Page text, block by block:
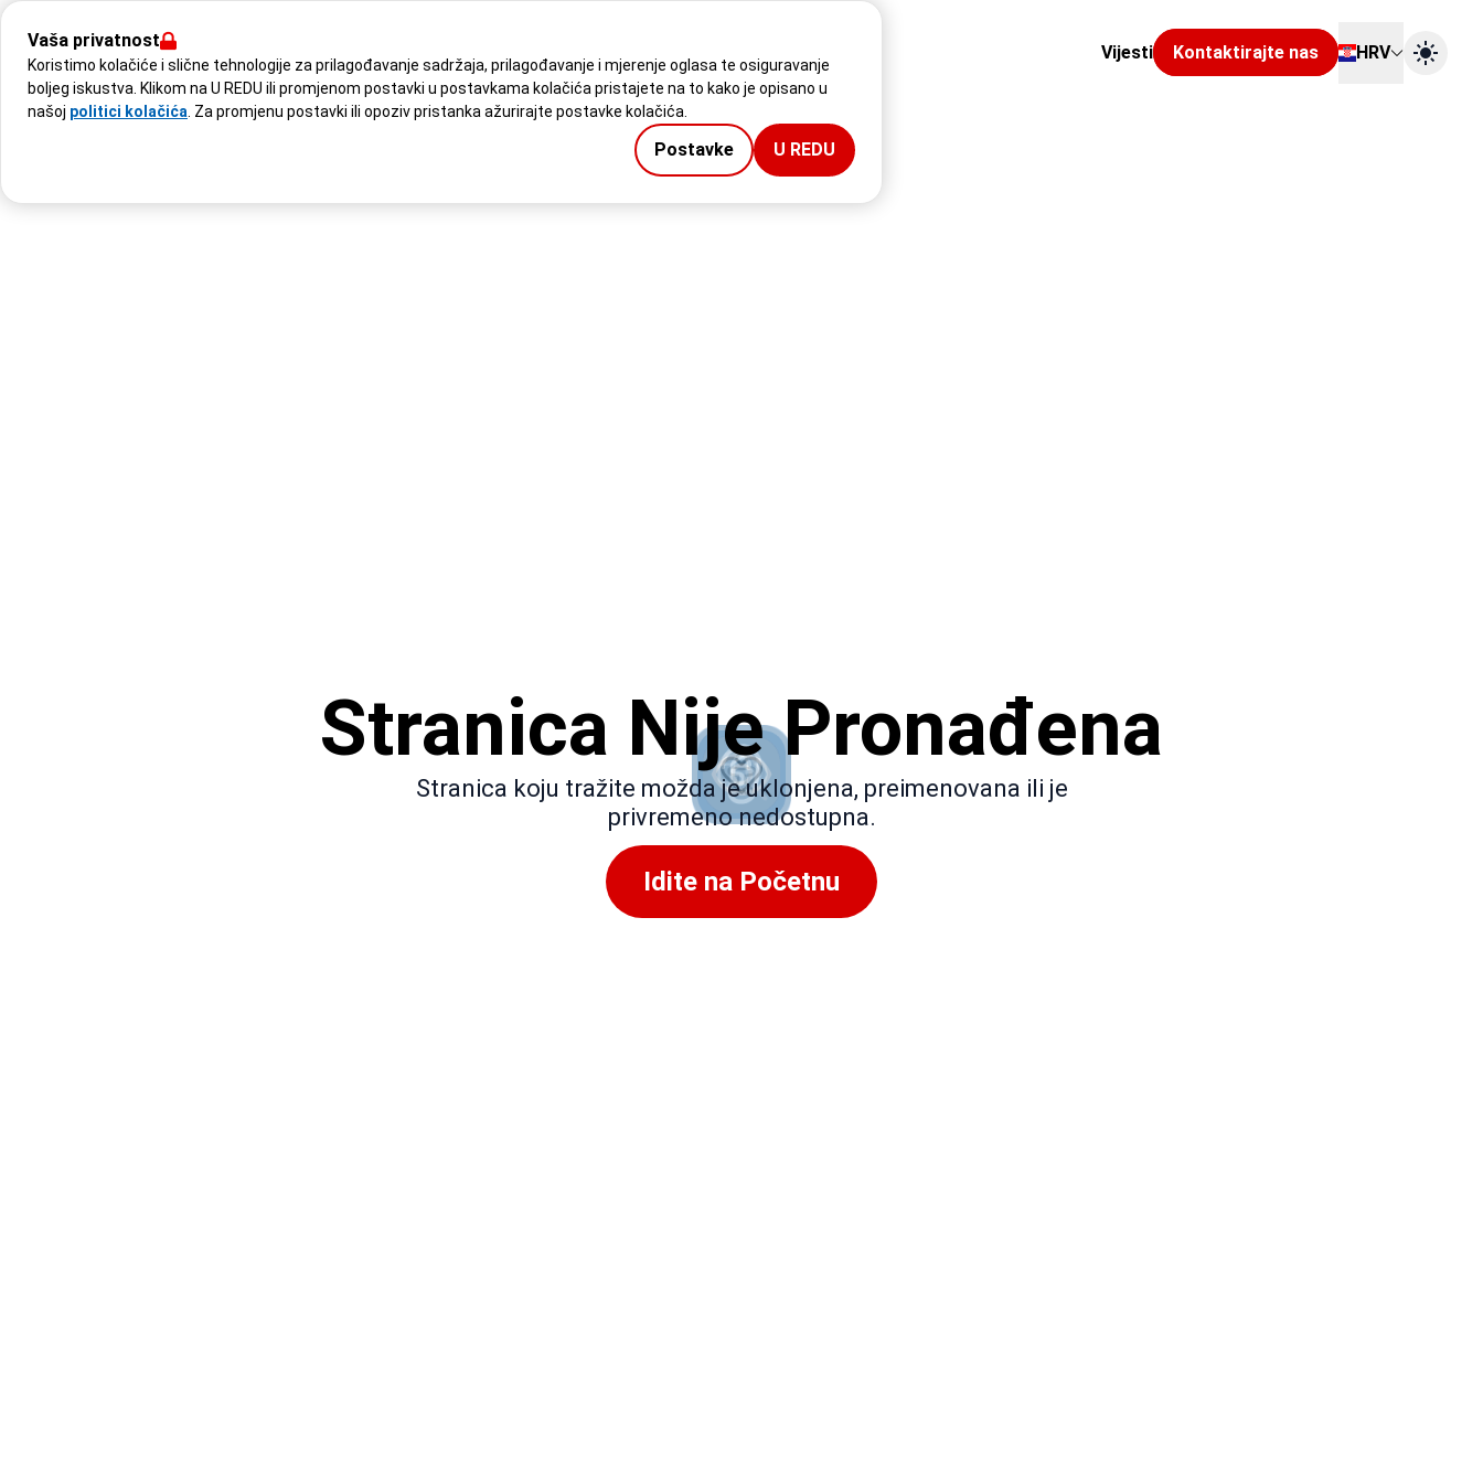
Vijesti Kontaktirajte nas HRV
Stranica Nije Pronađena
Stranica koju tražite možda je uklonjena, preimenovana ili je
privremeno nedostupna.
Idite na Početnu
Vaša privatnost
Koristimo kolačiće i slične tehnologije za prilagođavanje sadržaja, prilagođavanje i mjerenje oglasa te osiguravanje
boljeg iskustva. Klikom na U REDU ili promjenom postavki u postavkama kolačića pristajete na to kako je opisano u
našoj politici kolačića . Za promjenu postavki ili opoziv pristanka ažurirajte postavke kolačića.
Postavke U REDU